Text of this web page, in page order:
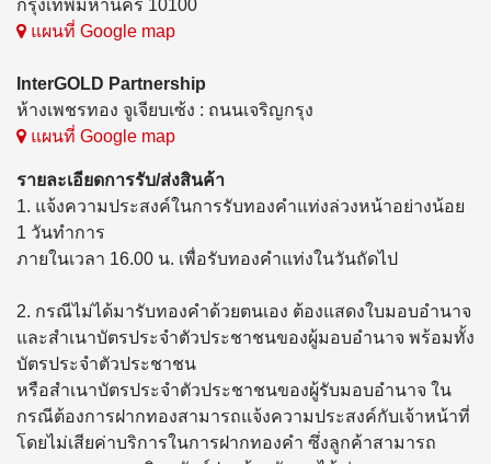
กรุงเทพมหานคร 10100
แผนที่ Google map
InterGOLD Partnership
ห้างเพชรทอง จูเจียบเซ้ง : ถนนเจริญกรุง
แผนที่ Google map
รายละเอียดการรับ/ส่งสินค้า
1. แจ้งความประสงค์ในการรับทองคำแท่งล่วงหน้าอย่างน้อย
1 วันทำการ
ภายในเวลา 16.00 น. เพื่อรับทองคำแท่งในวันถัดไป
2. กรณีไม่ได้มารับทองคำด้วยตนเอง ต้องแสดงใบมอบอำนาจ
และสำเนาบัตรประจำตัวประชาชนของผู้มอบอำนาจ พร้อมทั้ง
บัตรประจำตัวประชาชน
หรือสำเนาบัตรประจำตัวประชาชนของผู้รับมอบอำนาจ ใน
กรณีต้องการฝากทองสามารถแจ้งความประสงค์กับเจ้าหน้าที่
โดยไม่เสียค่าบริการในการฝากทองคำ ซึ่งลูกค้าสามารถ